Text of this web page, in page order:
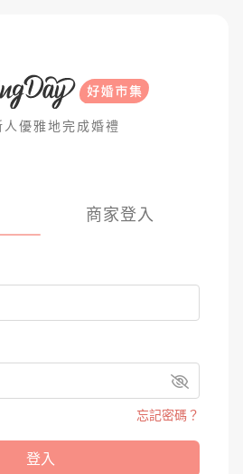
人優雅地完成婚禮
商家登入
忘記密碼？
登入